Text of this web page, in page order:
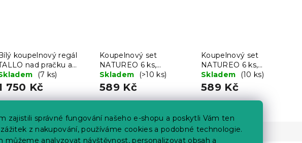
zajistili správné fungování našeho e-shopu a poskytli Vám ten
z nakupování, používáme cookies a podobné technologie.
můžeme analyzovat návštěvnost, personalizovat obsah a
koupelnový regál
nad pračku a
(7 ks)
750 Kč
Koupelnový set
NATUREO 6 ks,
bambus/černá
Skladem (>10 ks)
589 Kč
Koupelnový set
NATUREO 6 ks,
bambus/šedá
Skladem (10 ks)
589 Kč